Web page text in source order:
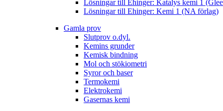
Lösningar till Ehinger: Katalys kemi 1
Lösningar till Ehinger: Kemi 1 (NA förlag)
Gamla prov
Slutprov o.dyl.
Kemins grunder
Kemisk bindning
Mol och stökiometri
Syror och baser
Termokemi
Elektrokemi
Gasernas kemi